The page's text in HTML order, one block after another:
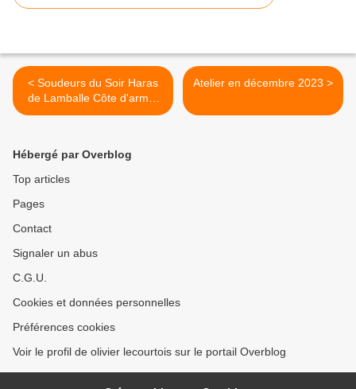
< Soudeurs du Soir Haras
de Lamballe Côte d'armor
les 7 et 8 octobre 2023
Atelier en décembre 2023 >
Hébergé par Overblog
Top articles
Pages
Contact
Signaler un abus
C.G.U.
Cookies et données personnelles
Préférences cookies
Voir le profil de olivier lecourtois sur le portail Overblog